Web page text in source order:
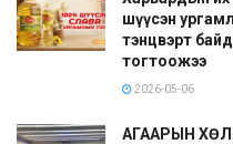
шүүсэн
тэнцвэрт
тогтоожээ
2026-05-06
АГААРЫН